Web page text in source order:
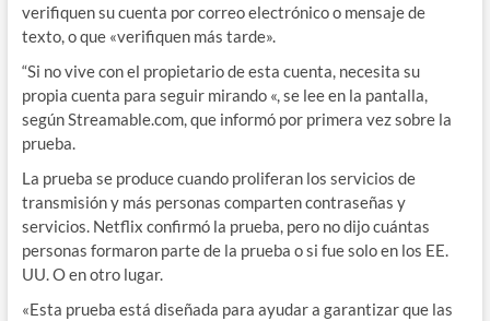
verifiquen su cuenta por correo electrónico o mensaje de
texto, o que «verifiquen más tarde».
“Si no vive con el propietario de esta cuenta, necesita su
propia cuenta para seguir mirando «, se lee en la pantalla,
según Streamable.com, que informó por primera vez sobre la
prueba.
La prueba se produce cuando proliferan los servicios de
transmisión y más personas comparten contraseñas y
servicios. Netflix confirmó la prueba, pero no dijo cuántas
personas formaron parte de la prueba o si fue solo en los EE.
UU. O en otro lugar.
«Esta prueba está diseñada para ayudar a garantizar que las